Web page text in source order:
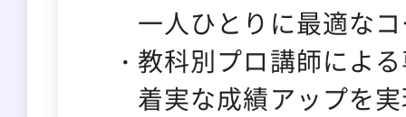
一人ひとりに最適な
教科別プロ講師によ
着実な成績アップを